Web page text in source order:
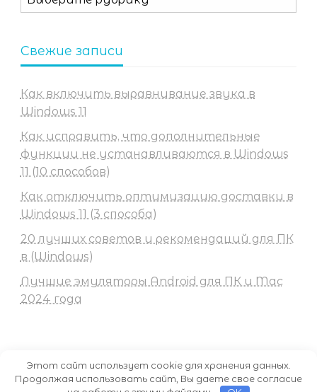
Свежие записи
Как включить выравнивание звука в
Windows 11
Как исправить, что дополнительные
функции не устанавливаются в Windows
11 (10 способов)
Как отключить оптимизацию доставки в
Windows 11 (3 способа)
20 лучших советов и рекомендаций для ПК
в (Windows)
Лучшие эмуляторы Android для ПК и Mac
2024 года
Все права защищены
Этот сайт использует cookie для хранения данных.
Продолжая использовать сайт, Вы даете свое согласие